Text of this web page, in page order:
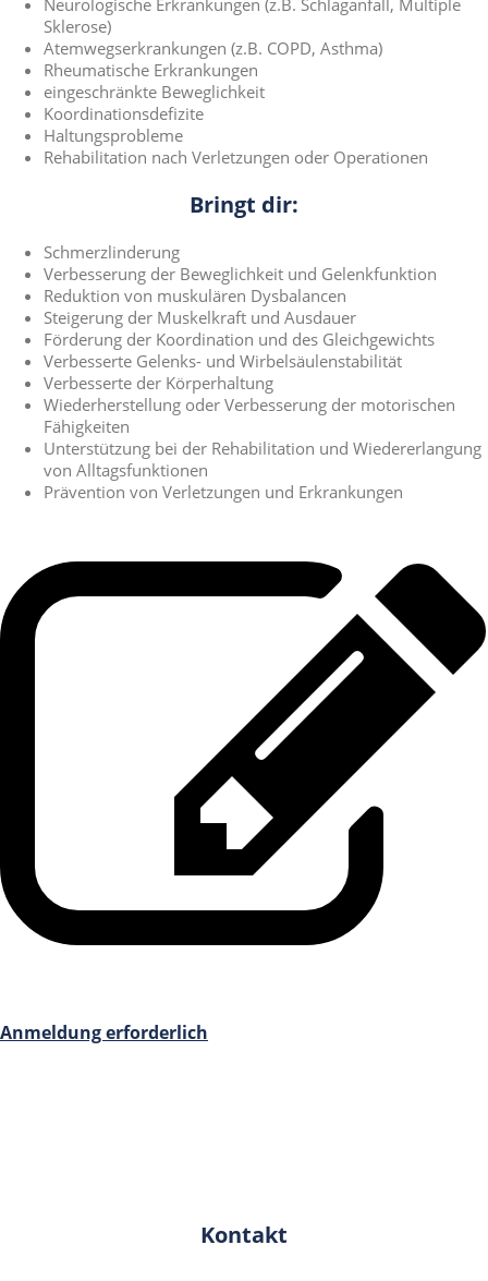
Neurologische Erkrankungen (z.B. Schlaganfall, Multiple
Sklerose)
Atemwegserkrankungen (z.B. COPD, Asthma)
Rheumatische Erkrankungen
eingeschränkte Beweglichkeit
Koordinationsdefizite
Haltungsprobleme
Rehabilitation nach Verletzungen oder Operationen
Bringt dir:
Schmerzlinderung
Verbesserung der Beweglichkeit und Gelenkfunktion
Reduktion von muskulären Dysbalancen
Steigerung der Muskelkraft und Ausdauer
Förderung der Koordination und des Gleichgewichts
Verbesserte Gelenks- und Wirbelsäulenstabilität
Verbesserte der Körperhaltung
Wiederherstellung oder Verbesserung der motorischen
Fähigkeiten
Unterstützung bei der Rehabilitation und Wiedererlangung
von Alltagsfunktionen
Prävention von Verletzungen und Erkrankungen
Anmeldung erforderlich
Kontakt